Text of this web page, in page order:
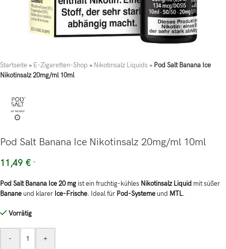
Startseite » E-Zigaretten-Shop » Nikotinsalz Liquids » Pod Salt Banana Ice
Nikotinsalz 20mg/ml 10ml
Pod Salt Banana Ice Nikotinsalz 20mg/ml 10ml
11,49 € *
Pod Salt Banana Ice 20 mg ist ein fruchtig-kühles Nikotinsalz Liquid mit süßer
Banane und klarer Ice-Frische. Ideal für Pod-Systeme und MTL.
Vorrätig
- +